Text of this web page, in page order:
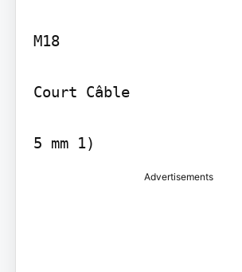
M18
Court Câble
5 mm 1)
Advertisements